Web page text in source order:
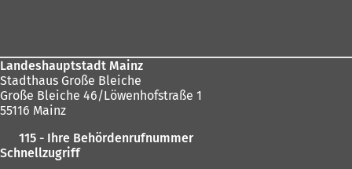
Landeshauptstadt Mainz
Stadthaus Große Bleiche
Große Bleiche 46/Löwenhofstraße 1
55116 Mainz
115 - Ihre Behördenrufnummer
Schnellzugriff